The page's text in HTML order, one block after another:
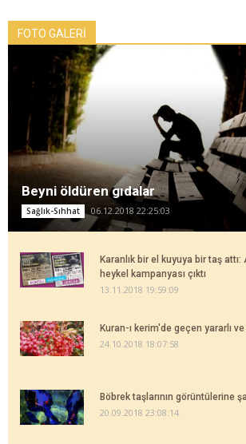
FOTO GALERİ
Beyni öldüren gıdalar
Sağlık-Sıhhat 06.12.2018 22:25:03
Karanlık bir el kuyuya bir taş
heykel kampanyası çıktı
13.11.2018 19:59:09
Kuran-ı kerim'de geçen yararlı
24.10.2018 18:07:58
Böbrek taşlarının görüntülerine
20.09.2018 23:08:14